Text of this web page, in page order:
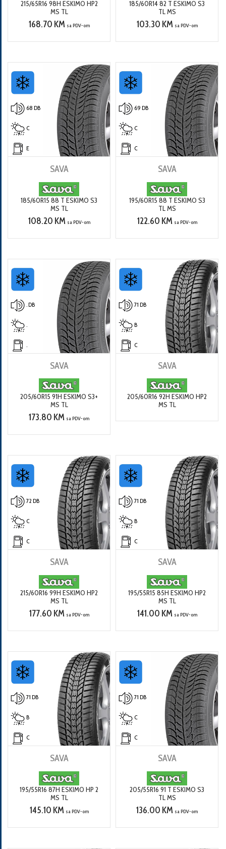
215/65R16 98H ESKIMO HP2
MS TL
168.70 KM sa PDV-om
185/60R14 82 T ESKIMO S3
TL MS
103.30 KM sa PDV-om
68 DB
C
E
SAVA
185/60R15 88 T ESKIMO S3
MS TL
108.20 KM sa PDV-om
69 DB
C
C
SAVA
195/60R15 88 T ESKIMO S3
TL MS
122.60 KM sa PDV-om
. DB
SAVA
205/60R15 91H ESKIMO S3+
MS TL
173.80 KM sa PDV-om
71 DB
B
C
SAVA
205/60R16 92H ESKIMO HP2
MS TL
72 DB
C
C
SAVA
215/60R16 99H ESKIMO HP2
MS TL
177.60 KM sa PDV-om
71 DB
B
C
SAVA
195/55R15 85H ESKIMO HP2
MS TL
141.00 KM sa PDV-om
71 DB
B
C
SAVA
195/55R16 87H ESKIMO HP 2
MS TL
145.10 KM sa PDV-om
71 DB
C
C
SAVA
205/55R16 91 T ESKIMO S3
TL MS
136.00 KM sa PDV-om